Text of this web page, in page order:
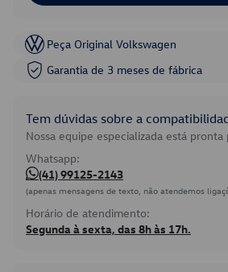
Peça Original Volkswagen
Garantia de 3 meses de fábrica
Tem dúvidas sobre a
Nossa equipe especializada está pronta
Whatsapp:
(41) 99125-2143
(apenas mensagens de texto, não atendemos
Horário de atendimento:
Segunda à sexta, das 8h às 17h.